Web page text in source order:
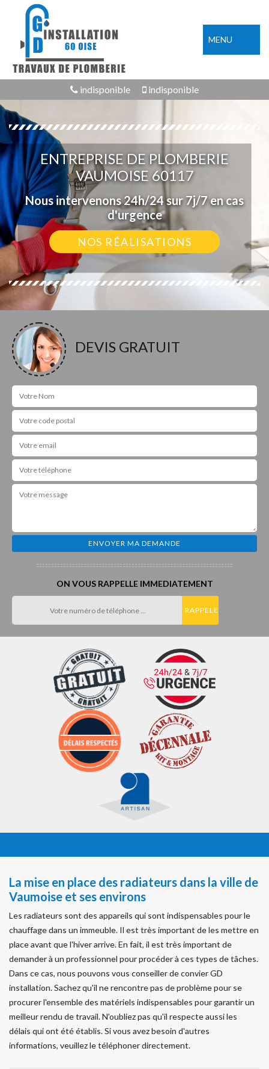
MENU
indisponible indisponible
ENTREPRISE DE PLOMBERIE
VAUMOISE 60117
Nous intervenons 24h/24 sur 7j/7 en cas
d'urgence
NOS RÉALISATIONS
DEVIS GRATUIT
ON VOUS RAPPELLE IMMEDIATEMENT
La mise en place des radiateurs dans la ville de
Vaumoise et ses environs
Les radiateurs sont des appareils qui sont indispensables pour le
chauffage dans un immeuble. Il est très important de les mettre en
place avant que l'hiver arrive. En fait, il est très important de
demander à un professionnel pour procéder à ces types de tâches.
Dans ce cas, nous pouvons vous conseiller de convier GD
installation. Sachez qu'il ne rencontre pas de problème pour se
procurer l'ensemble des matériels indispensables pour garantir un
meilleur rendu de travail. N'oubliez pas qu'il respecte aussi les
délais qui ont été établis. Si vous avez besoin d'autres
informations, veuillez le téléphoner directement.